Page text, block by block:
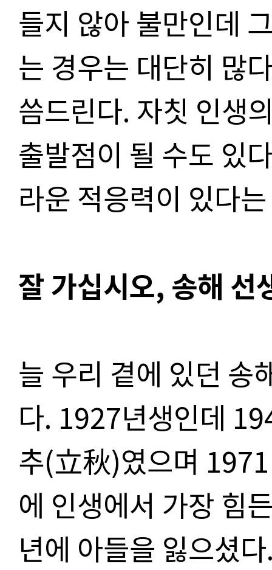
들지 않아 불만인데
는 경우는 대단히 많
씀드린다. 자칫 인생
출발점이 될 수도 있
라운 적응력이 있다
잘 가십시오, 송해 선
늘 우리 곁에 있던 송
다. 1927년생인데
추(立秋)였으며
에 인생에서 가장 힘
년에 아들을 잃으셨